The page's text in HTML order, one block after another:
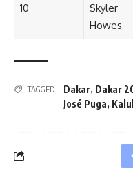
10
Skyler
Howes
TAGGED: Dakar, Dakar
José Puga,